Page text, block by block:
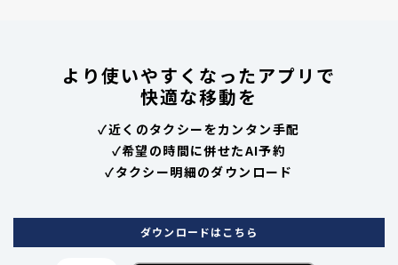
より使いやすくなったアプリで
快適な移動を
✓近くのタクシーをカンタン手配
✓希望の時間に併せたAI予約
✓タクシー明細のダウンロード
ダウンロードはこちら